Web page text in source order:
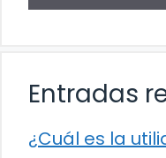
Entradas
¿Cuál es la